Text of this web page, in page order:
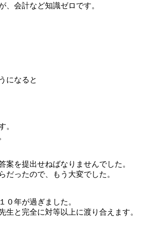
、会計など知識ゼロです。
になると
。
案を提出せねばなりませんでした。
だったので、もう大変でした。
０年が過ぎました。
と完全に対等以上に渡り合えます。